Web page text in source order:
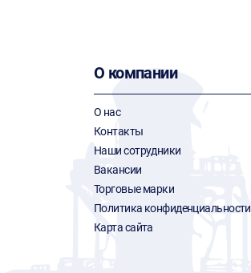
О компании
О нас
Контакты
Наши сотрудники
Вакансии
Торговые марки
Политика конфиденциальности
Карта сайта